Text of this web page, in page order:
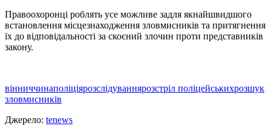
Правоохоронцi роблять усе можливе задля якнайшвидшого
встановлення мiсцезнаходження зловмисникiв та притягнення
їх до вiдповiдальностi за скоєний злочин проти представникiв
закону.
вінниччинаполіціярозслідуваннярозстріл поліцейськихрозшук
зловмисників
Джерело: tenews